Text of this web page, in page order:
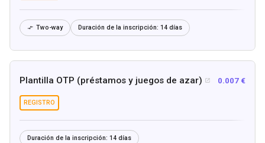
 Two-way Duración de la inscripción: 14 días
Plantilla OTP (préstamos y juegos de azar)  0.007 €
REGISTRO
Duración de la inscripción: 14 días